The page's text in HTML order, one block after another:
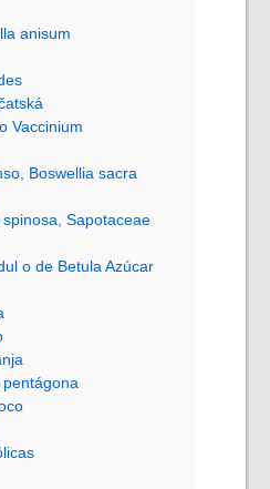
anisum
Vaccinium
Boswellia sacra
Sapotaceae
o de Betula Azúcar